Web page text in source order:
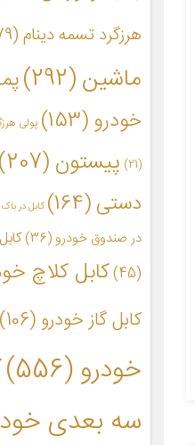
هرزگرد تسمه دینام(79)
ماشین(292)
خودرو(153) پولی
(21) پیستون (207)
دستی(164) کابل در باک
در صندوق خودرو (36)
(45)
کابل کلاچ
کابل گاز خودرو (106)
خودرو(556)
سه بعدی